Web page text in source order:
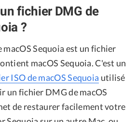
fichier DMG de
?
Sequoia est un fichier
macOS Sequoia. C'est un
ISO de macOS Sequoia utilisé
un fichier DMG de macOS
de restaurer facilement votre